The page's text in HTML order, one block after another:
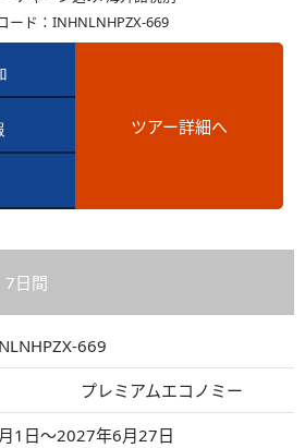
ード：INHNLNHPZX-669
ツアー詳細へ
7日間
669
プレミアムエコノミー
1日～2027年6月27日